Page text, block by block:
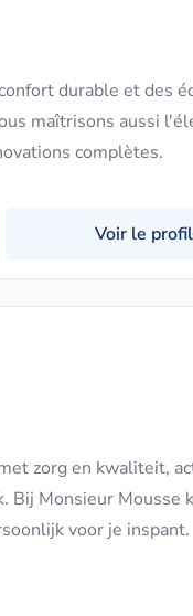
durable et des
maîtrisons aussi
complètes.
Voir le profil
zorg en kwaliteit,
Bij Monsieur Mousse
voor je inspant.